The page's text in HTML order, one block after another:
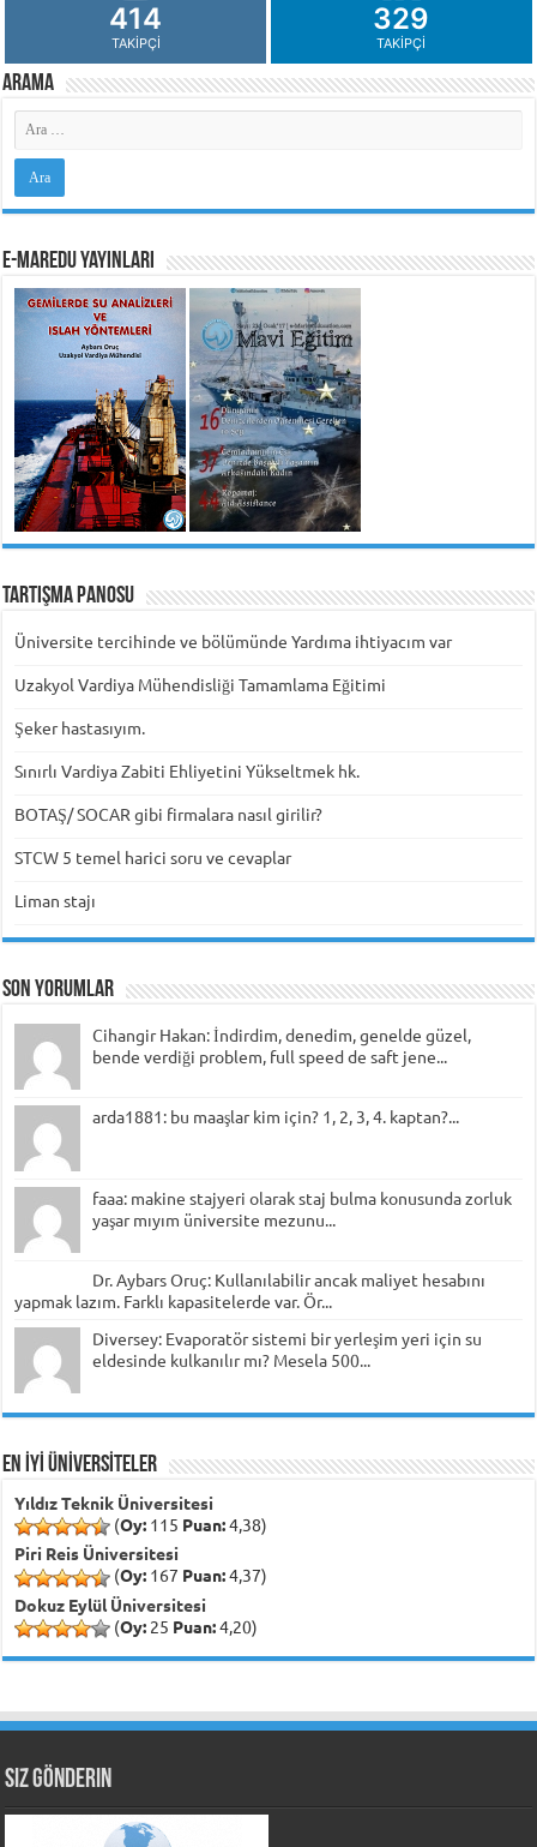
414
TAKIPÇI
329
TAKIPÇI
Arama
e-MarEdu Yayınları
Tartışma Panosu
Üniversite tercihinde ve bölümünde Yardıma ihtiyacım var
Uzakyol Vardiya Mühendisliği Tamamlama Eğitimi
Şeker hastasıyım.
Sınırlı Vardiya Zabiti Ehliyetini Yükseltmek hk.
BOTAŞ/ SOCAR gibi firmalara nasıl girilir?
STCW 5 temel harici soru ve cevaplar
Liman stajı
Son Yorumlar
Cihangir Hakan: İndirdim, denedim, genelde güzel,
bende verdiği problem, full speed de saft jene...
arda1881: bu maaşlar kim için? 1, 2, 3, 4. kaptan?...
faaa: makine stajyeri olarak staj bulma konusunda zorluk
yaşar mıyım üniversite mezunu...
Dr. Aybars Oruç: Kullanılabilir ancak maliyet hesabını
yapmak lazım. Farklı kapasitelerde var. Ör...
Diversey: Evaporatör sistemi bir yerleşim yeri için su
eldesinde kulkanılır mı? Mesela 500...
EN İYİ ÜNİVERSİTELER
Yıldız Teknik Üniversitesi
(Oy: 115 Puan:4,38)
Piri Reis Üniversitesi
(Oy: 167 Puan:4,37)
Dokuz Eylül Üniversitesi
(Oy: 25 Puan:4,20)
Siz Gönderin